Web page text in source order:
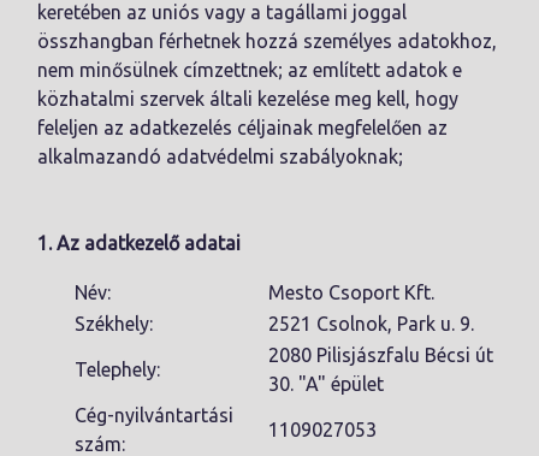
keretében az uniós vagy a tagállami joggal
összhangban férhetnek hozzá személyes adatokhoz,
nem minősülnek címzettnek; az említett adatok e
közhatalmi szervek általi kezelése meg kell, hogy
feleljen az adatkezelés céljainak megfelelően az
alkalmazandó adatvédelmi szabályoknak;
1. Az adatkezelő adatai
Név:
Mesto Csoport Kft.
Székhely:
2521 Csolnok, Park u. 9.
Telephely:
2080 Pilisjászfalu Bécsi út
30. "A" épület
Cég-nyilvántartási
szám:
1109027053